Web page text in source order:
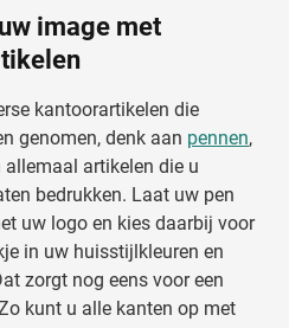
image met
kantoorartikelen die
genomen, denk aan pennen,
allemaal artikelen die u
bedrukken. Laat uw pen
uw logo en kies daarbij voor
in uw huisstijlkleuren en
zorgt nog eens voor een
kunt u alle kanten op met